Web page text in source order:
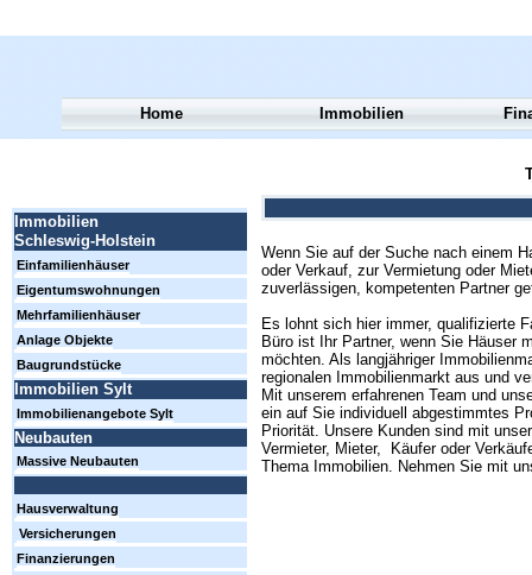
Wenn Sie auf der Suche nach einem
oder Verkauf, zur Vermietung oder
zuverlässigen, kompetenten Partner
Es lohnt sich hier immer, qualifizierte
Büro ist Ihr Partner, wenn Sie Häuser
möchten. Als langjähriger
regionalen Immobilienmarkt aus und
Mit unserem erfahrenen Team und
ein auf Sie individuell abgestimmtes
Priorität. Unsere Kunden sind mit
Vermieter, Mieter, Käufer oder
Thema Immobilien. Nehmen Sie mit
Home Immobilien
Immobilien
Schleswig-Holstein
Einfamilienhäuser
Eigentumswohnungen
Mehrfamilienhäuser
Anlage Objekte
Baugrundstücke
Immobilien Sylt
Immobilienangebote Sylt
Neubauten
Massive Neubauten
Hausverwaltung
Versicherungen
Finanzierungen